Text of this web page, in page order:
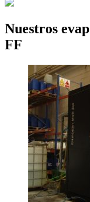
Nuestros
FF